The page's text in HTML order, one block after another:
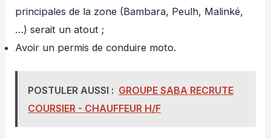
principales de la zone (Bambara, Peulh, Malinké,
…) serait un atout ;
Avoir un permis de conduire moto.
POSTULER AUSSI : GROUPE SABA RECRUTE
COURSIER - CHAUFFEUR H/F